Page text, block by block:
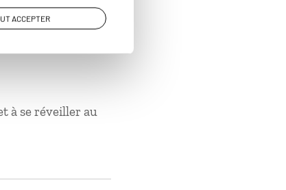
ACCEPTER
à se réveiller au